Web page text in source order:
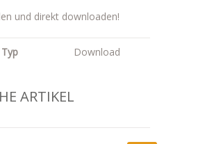
und direkt downloaden!
Download
ARTIKEL